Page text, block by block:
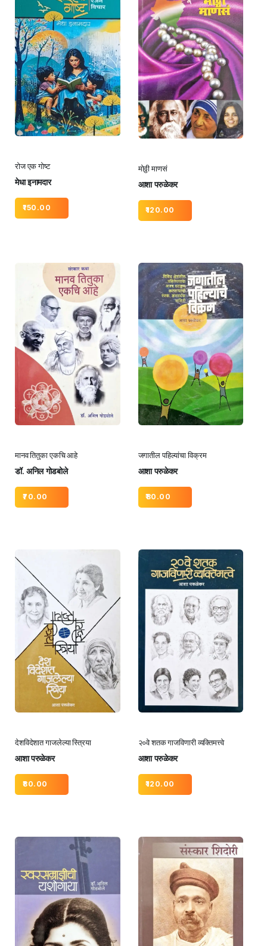
रोज एक गोष्ट
मेधा इनामदार
150.00
मोठ्ठी माणसं
आशा परुळेकर
120.00
मानव तितुका एकचि आहे
डॉ. अनिल गोडबोले
70.00
जगातील पहिल्यांचा विक्रम
आशा परुळेकर
80.00
देशविदेशात गाजलेल्या स्त्रिया
आशा परुळेकर
80.00
२०वे शतक गाजविणारी व्यक्तिमत्त्वे
आशा परुळेकर
120.00